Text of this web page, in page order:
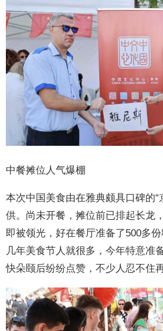
中餐摊位人气爆棚
本次中国美食由在雅典颇具口碑的“
供。尚未开餐，摊位前已排起长龙
即被领光，好在餐厅准备了500多
几年美食节人就很多，今年特意准
快朵颐后纷纷点赞，不少人忍不住